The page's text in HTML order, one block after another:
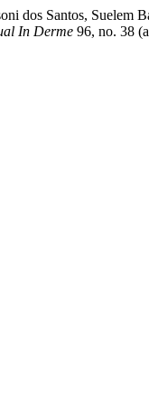
dos Santos,
In Derme 96, no. 38